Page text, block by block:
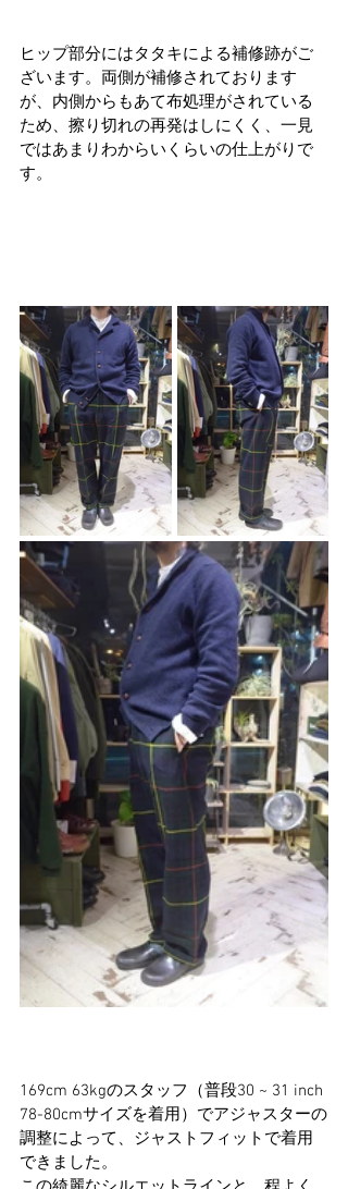
ヒップ部分にはタタキによる補修跡がご
ざいます。両側が補修されております
が、内側からもあて布処理がされている
ため、擦り切れの再発はしにくく、一見
ではあまりわからいくらいの仕上がりで
す。
169cm 63kgのスタッフ（普段30 ~ 31 inch
78-80cmサイズを着用）でアジャスターの
調整によって、ジャストフィットで着用
できました。